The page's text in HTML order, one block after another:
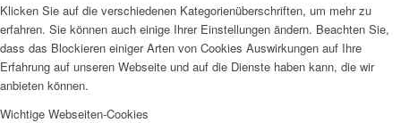
Klicken Sie auf die verschiedenen Kategorienüberschriften, um mehr zu
erfahren. Sie können auch einige Ihrer Einstellungen ändern. Beachten Sie,
dass das Blockieren einiger Arten von Cookies Auswirkungen auf Ihre
Erfahrung auf unseren Webseite und auf die Dienste haben kann, die wir
anbieten können.
Wichtige Webseiten-Cookies